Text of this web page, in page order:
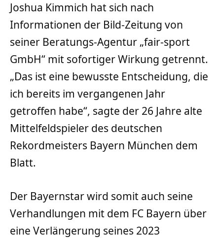
Joshua Kimmich hat sich nach
Informationen der Bild-Zeitung von
seiner Beratungs-Agentur „fair-sport
GmbH“ mit sofortiger Wirkung getrennt.
„Das ist eine bewusste Entscheidung, die
ich bereits im vergangenen Jahr
getroffen habe“, sagte der 26 Jahre alte
Mittelfeldspieler des deutschen
Rekordmeisters Bayern München dem
Blatt.
Der Bayernstar wird somit auch seine
Verhandlungen mit dem FC Bayern über
eine Verlängerung seines 2023